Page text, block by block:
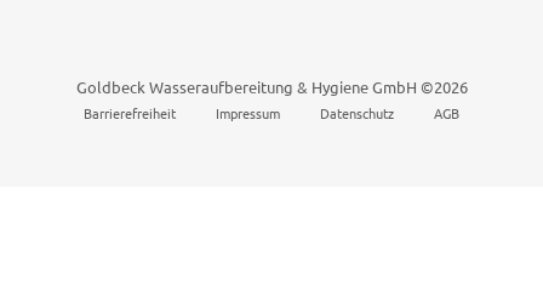
Goldbeck Wasseraufbereitung & Hygiene GmbH ©2026
Barrierefreiheit Impressum Datenschutz AGB